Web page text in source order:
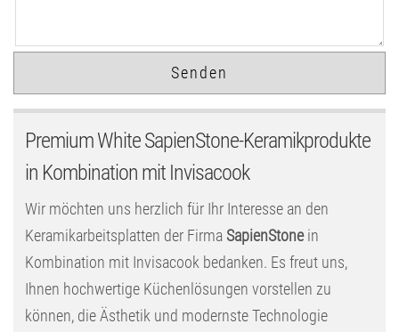
Premium White SapienStone-Keramikprodukte
in Kombination mit Invisacook
Wir möchten uns herzlich für Ihr Interesse an den
Keramikarbeitsplatten der Firma SapienStonein
Kombination mit Invisacook bedanken. Es freut uns,
Ihnen hochwertige Küchenlösungen vorstellen zu
können, die Ästhetik und modernste Technologie